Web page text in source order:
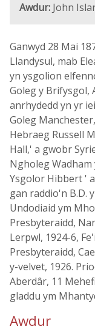
Awdur: John
Ganwyd 28 Mai
Llandysul, mab
yn ysgolion
Goleg y Brifysgol,
anrhydedd yn yr
Goleg
Hebraeg Russell
Hall,' a gwobr
Ngholeg Wadham
Ysgolor Hibbert '
gan raddio'n B.D.
Undodiaid ym
Presbyteraidd,
Lerpwl, 1924-6,
Presbyteraidd,
y-velvet, 1926.
Aberdâr, 11
gladdu ym
Awdur